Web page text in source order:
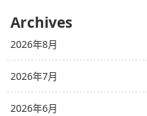
Archives
2026年8月
2026年7月
2026年6月